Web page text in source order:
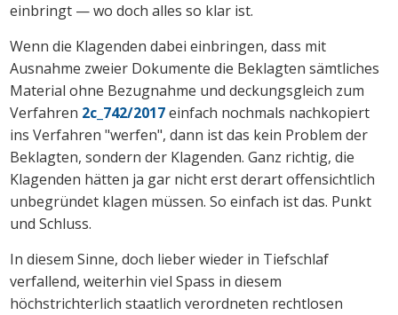
einbringt — wo doch alles so klar ist.
Wenn die Klagenden dabei einbringen, dass mit
Ausnahme zweier Dokumente die Beklagten sämtliches
Material ohne Bezugnahme und deckungsgleich zum
Verfahren 2c_742/2017einfach nochmals nachkopiert
ins Verfahren "werfen", dann ist das kein Problem der
Beklagten, sondern der Klagenden. Ganz richtig, die
Klagenden hätten ja gar nicht erst derart offensichtlich
unbegründet klagen müssen. So einfach ist das. Punkt
und Schluss.
In diesem Sinne, doch lieber wieder in Tiefschlaf
verfallend, weiterhin viel Spass in diesem
höchstrichterlich staatlich verordneten rechtlosen